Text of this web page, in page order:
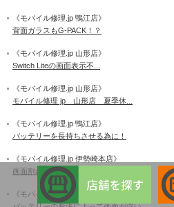
《モバイル修理.jp 鴨江店》
背面ガラスもG-PACK！？
《モバイル修理.jp 山形店》
Switch Liteの画面表示不...
《モバイル修理.jp 山形店》
モバイル修理 jp 山形店 夏季休...
《モバイル修理.jp 鴨江店》
バッテリーを長持ちさせる為に！
《モバイル修理.jp 伊勢崎本店》
画面割れで上半分のタッチ操作ができ...
《モバイル修理.jp 伊勢崎本店》